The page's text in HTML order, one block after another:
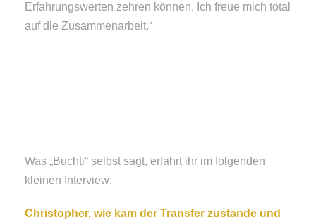
Erfahrungswerten zehren können. Ich freue mich total
auf die Zusammenarbeit.“
Was „Buchti“ selbst sagt, erfahrt ihr im folgenden
kleinen Interview:
Christopher, wie kam der Transfer zustande und